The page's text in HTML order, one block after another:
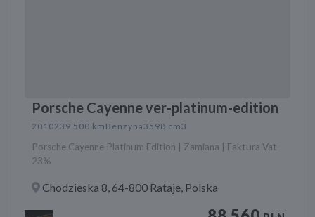
Porsche Cayenne ver-platinum-edition
2010239 500 km Benzyna3598 cm3
Porsche Cayenne Platinum Edition | Zamiana | Faktura Vat
23%
Chodzieska 8, 64-800 Rataje, Polska